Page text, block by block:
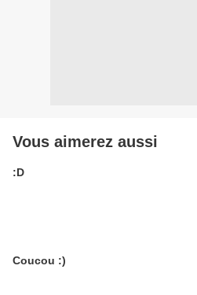
Vous aimerez aussi
:D
Coucou :)